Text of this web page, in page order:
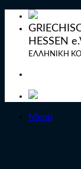
Zum
springenHESSEN
ΕΛΛΗΝΙΚΗ
Menü